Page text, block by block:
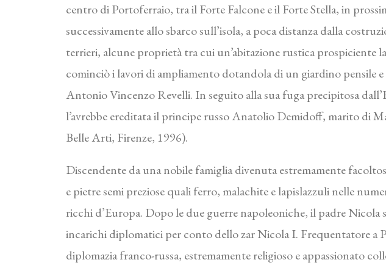
centro di Portoferraio, tra il Forte Falcone e il Forte Stella, in
successivamente allo sbarco sull’isola, a poca distanza dalla
terrieri, alcune proprietà tra cui un’abitazione rustica prospiciente
cominciò i lavori di ampliamento dotandola di un giardino pensile
Antonio Vincenzo Revelli. In seguito alla sua fuga precipitosa
l’avrebbe ereditata il principe russo Anatolio Demidoff, marito di
Belle Arti, Firenze, 1996).
Discendente da una nobile famiglia divenuta estremamente
e pietre semi preziose quali ferro, malachite e lapislazzuli nelle
ricchi d’Europa. Dopo le due guerre napoleoniche, il padre Nicola
incarichi diplomatici per conto dello zar Nicola I. Frequentatore a
diplomazia franco-russa, estremamente religioso e appassionato